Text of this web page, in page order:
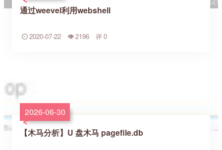
通过weevel利用webshell
2020-07-22 2196 0
2026-06-30
【木马分析】U 盘木马 pagefile.db